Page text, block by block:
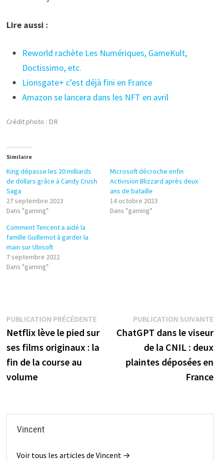
Lire aussi :
Reworld rachète Les Numériques, GameKult,
Doctissimo, etc.
Lionsgate+ c’est déjà fini en France
Amazon se lancera dans les NFT en avril
Crédit photo : DR
Similaire
King dépasse les 20 milliards
de dollars grâce à Candy Crush
Saga
27 septembre 2023
Dans "gaming"
Microsoft décroche enfin
Activision Blizzard après deux
ans de bataille
14 octobre 2023
Dans "gaming"
Comment Tencent a aidé la
famille Guillemot à garder la
main sur Ubisoft
7 septembre 2022
Dans "gaming"
Navigation
de
l’article
PUBLICATION PRÉCÉDENTEPublication
précédente :
Netflix lève le pied sur
ses films originaux : la
fin de la course au
volume
PUBLICATION SUIVANTE
ChatGPT dans le viseur
de la CNIL : deux
plaintes déposées en
France
Vincent
Voir tous les articles de Vincent →